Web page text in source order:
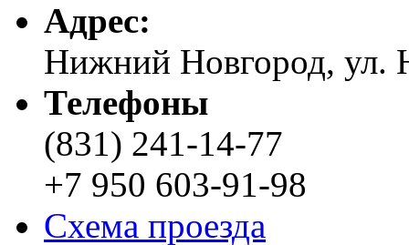
Адреc:
Нижний Новгород, ул.
Телефоны
(831) 241-14-77
+7 950 603-91-98
Схема проезда